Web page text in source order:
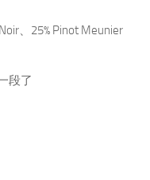
、25% Pinot Meunier
段了